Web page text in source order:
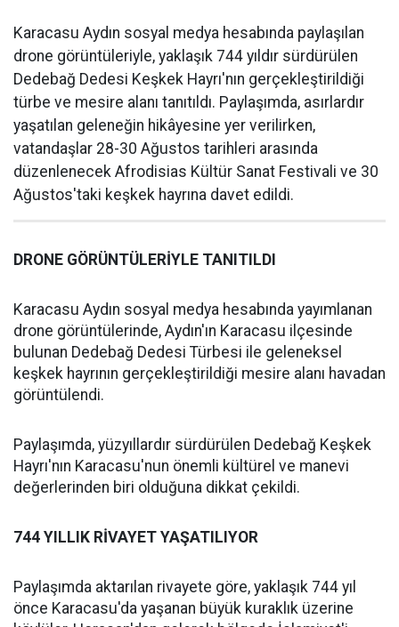
Karacasu Aydın sosyal medya hesabında paylaşılan
drone görüntüleriyle, yaklaşık 744 yıldır sürdürülen
Dedebağ Dedesi Keşkek Hayrı'nın gerçekleştirildiği
türbe ve mesire alanı tanıtıldı. Paylaşımda, asırlardır
yaşatılan geleneğin hikâyesine yer verilirken,
vatandaşlar 28-30 Ağustos tarihleri arasında
düzenlenecek Afrodisias Kültür Sanat Festivali ve 30
Ağustos'taki keşkek hayrına davet edildi.
DRONE GÖRÜNTÜLERİYLE TANITILDI
Karacasu Aydın sosyal medya hesabında yayımlanan
drone görüntülerinde, Aydın'ın Karacasu ilçesinde
bulunan Dedebağ Dedesi Türbesi ile geleneksel
keşkek hayrının gerçekleştirildiği mesire alanı havadan
görüntülendi.
Paylaşımda, yüzyıllardır sürdürülen Dedebağ Keşkek
Hayrı'nın Karacasu'nun önemli kültürel ve manevi
değerlerinden biri olduğuna dikkat çekildi.
744 YILLIK RİVAYET YAŞATILIYOR
Paylaşımda aktarılan rivayete göre, yaklaşık 744 yıl
önce Karacasu'da yaşanan büyük kuraklık üzerine